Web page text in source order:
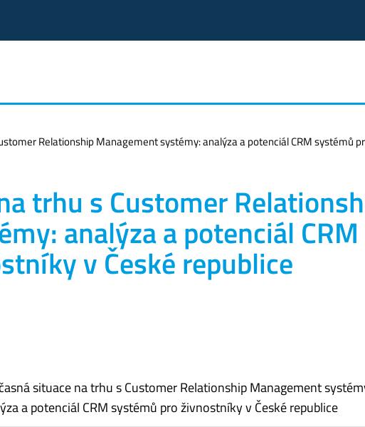
Relationship Management systémy: analýza a potenciál CRM systémů
trhu s Customer
analýza a potenciál CRM
v České republice
situace na trhu s Customer Relationship Management
a potenciál CRM systémů pro živnostníky v České republice